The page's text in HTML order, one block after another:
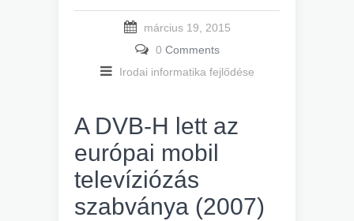
március 19, 2015
0 Comments
Irodai informatika fejlődése
A DVB-H lett az
európai mobil
televíziózás
szabványa (2007)